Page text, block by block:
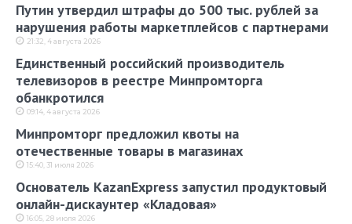
Путин утвердил штрафы до 500 тыс. рублей за
нарушения работы маркетплейсов с партнерами
21:32, 4 августа 2026
Единственный российский производитель
телевизоров в реестре Минпромторга
обанкротился
09:14, 4 августа 2026
Минпромторг предложил квоты на
отечественные товары в магазинах
15:40, 31 июля 2026
Основатель KazanExpress запустил продуктовый
онлайн-дискаунтер «Кладовая»
16:05, 28 июля 2026